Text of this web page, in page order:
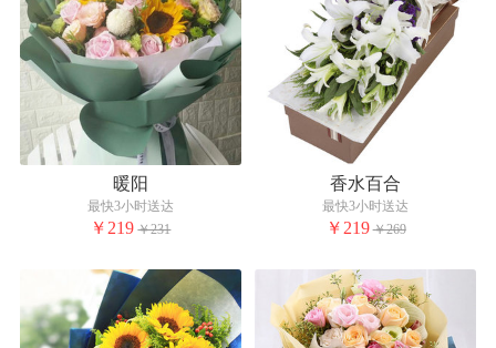
暖阳
最快3小时送达
￥219 ￥231
香水百合
最快3小时送达
￥219 ￥269